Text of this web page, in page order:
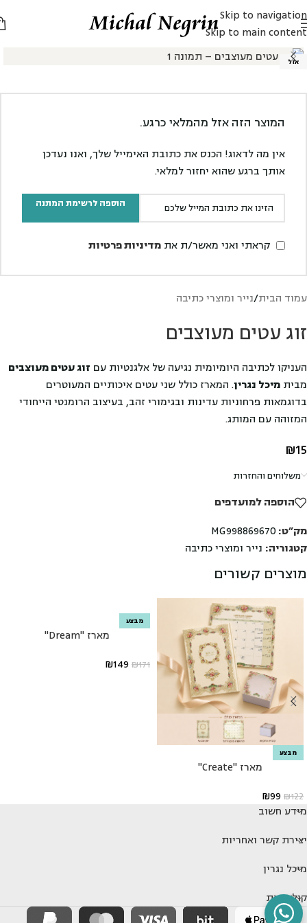
Skip to navigation
Skip to main content
אזל
עמוד הבית/נייר ומוצרי כתיבה
זוג עטים מעוצבים
₪15
העניקו לכתיבה היומיומית נגיעה של אלגנטיות עם זוג עטים מעוצבים
מבית מיכל נגרין. המארז כולל שני עטים איכותיים המעוטרים
בדוגמאות פרחוניות עדינות ובגימורי זהב, בעיצוב הרומנטי הייחודי
המזוהה עם המותג.
המוצר הזה אזל מהמלאי כרגע.
אין מה לדאוג! הכנס את כתובת האימייל שלך, ואנו נעדכן
אותך ברגע שהוא יחזור למלאי.
הוספה לרשימת המתנה
קראתי ואני מאשר/ת את מדיניות פרטיות
הוספה למועדפים
משלוחים והחזרות
מק"ט:MG998869670
קטגוריה: נייר ומוצרי כתיבה
מוצרים קשורים
מבצע
מארז "Create"
₪122
₪99
מבצע
מארז "Dream"
₪171
₪149
מידע חשוב
יצירת קשר ואחריות
מיכל נגרין
קולקציות